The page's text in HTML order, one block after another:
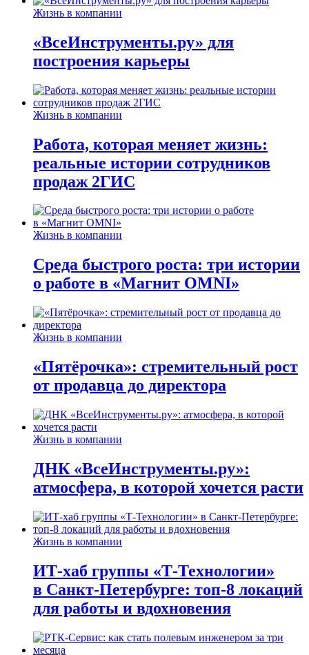
Жизнь в компании
«ВсеИнструменты.ру» для
построения карьеры
Жизнь в компании
Работа, которая меняет жизнь:
реальные истории сотрудников
продаж 2ГИС
Жизнь в компании
Среда быстрого роста: три истории
о работе в «Магнит OMNI»
Жизнь в компании
«Пятёрочка»: стремительный рост
от продавца до директора
Жизнь в компании
ДНК «ВсеИнструменты.ру»:
атмосфера, в которой хочется расти
Жизнь в компании
ИТ-хаб группы «Т-Технологии»
в Санкт-Петербурге: топ-8 локаций
для работы и вдохновения